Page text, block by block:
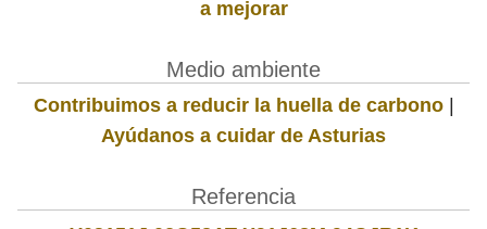
a mejorar
Medio ambiente
Contribuimos a reducir la huella de carbono|
Ayúdanos a cuidar de Asturias
Referencia